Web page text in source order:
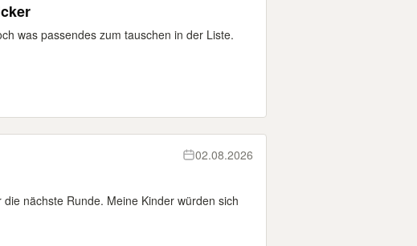
was passendes zum tauschen in der Liste.
02.08.2026
nächste Runde. Meine Kinder würden sich